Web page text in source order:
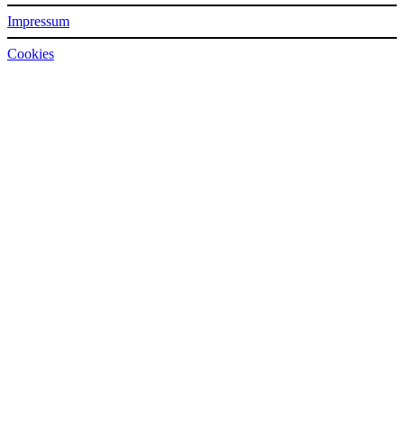
Impressum
Cookies